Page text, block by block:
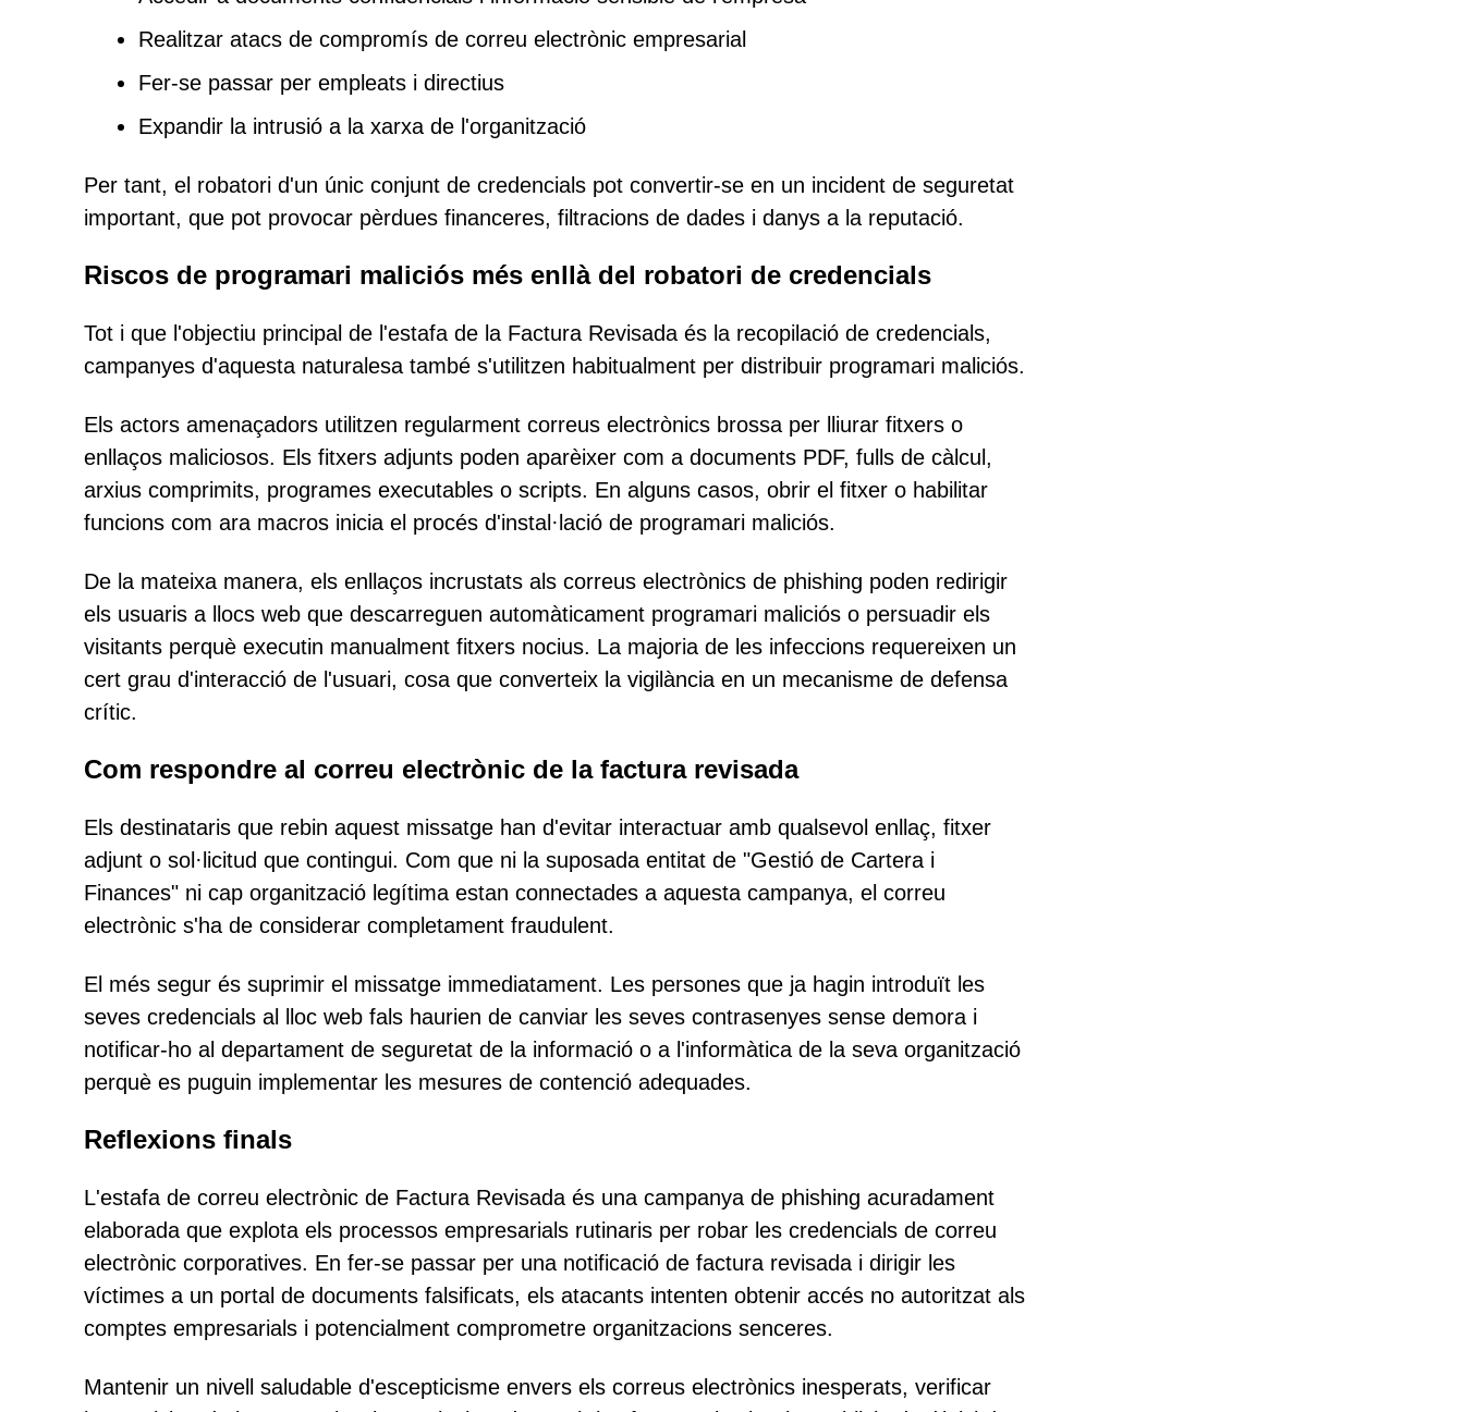
Realitzar atacs de compromís de correu electrònic empresarial
Fer-se passar per empleats i directius
Expandir la intrusió a la xarxa de l'organització
Per tant, el robatori d'un únic conjunt de credencials pot convertir-se en un incident de seguretat
important, que pot provocar pèrdues financeres, filtracions de dades i danys a la reputació.
Riscos de programari maliciós més enllà del robatori de credencials
Tot i que l'objectiu principal de l'estafa de la Factura Revisada és la recopilació de credencials,
campanyes d'aquesta naturalesa també s'utilitzen habitualment per distribuir programari maliciós.
Els actors amenaçadors utilitzen regularment correus electrònics brossa per lliurar fitxers o
enllaços maliciosos. Els fitxers adjunts poden aparèixer com a documents PDF, fulls de càlcul,
arxius comprimits, programes executables o scripts. En alguns casos, obrir el fitxer o habilitar
funcions com ara macros inicia el procés d'instal·lació de programari maliciós.
De la mateixa manera, els enllaços incrustats als correus electrònics de phishing poden redirigir
els usuaris a llocs web que descarreguen automàticament programari maliciós o persuadir els
visitants perquè executin manualment fitxers nocius. La majoria de les infeccions requereixen un
cert grau d'interacció de l'usuari, cosa que converteix la vigilància en un mecanisme de defensa
crític.
Com respondre al correu electrònic de la factura revisada
Els destinataris que rebin aquest missatge han d'evitar interactuar amb qualsevol enllaç, fitxer
adjunt o sol·licitud que contingui. Com que ni la suposada entitat de "Gestió de Cartera i
Finances" ni cap organització legítima estan connectades a aquesta campanya, el correu
electrònic s'ha de considerar completament fraudulent.
El més segur és suprimir el missatge immediatament. Les persones que ja hagin introduït les
seves credencials al lloc web fals haurien de canviar les seves contrasenyes sense demora i
notificar-ho al departament de seguretat de la informació o a l'informàtica de la seva organització
perquè es puguin implementar les mesures de contenció adequades.
Reflexions finals
L'estafa de correu electrònic de Factura Revisada és una campanya de phishing acuradament
elaborada que explota els processos empresarials rutinaris per robar les credencials de correu
electrònic corporatives. En fer-se passar per una notificació de factura revisada i dirigir les
víctimes a un portal de documents falsificats, els atacants intenten obtenir accés no autoritzat als
comptes empresarials i potencialment comprometre organitzacions senceres.
Mantenir un nivell saludable d'escepticisme envers els correus electrònics inesperats, verificar